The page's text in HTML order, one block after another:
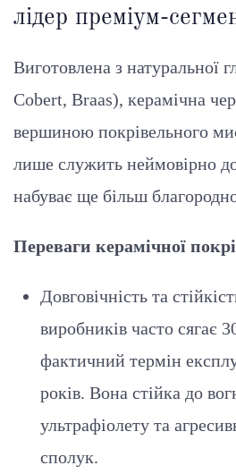
лідер преміум-
Виготовлена з натуральної
Cobert, Braas), керамічна
вершиною покрівельного
лише служить неймовірно
набуває ще більш
Переваги керамічної
Довговічність та
виробників часто сягає
фактичний термін
років. Вона стійка до
ультрафіолету та
сполук.